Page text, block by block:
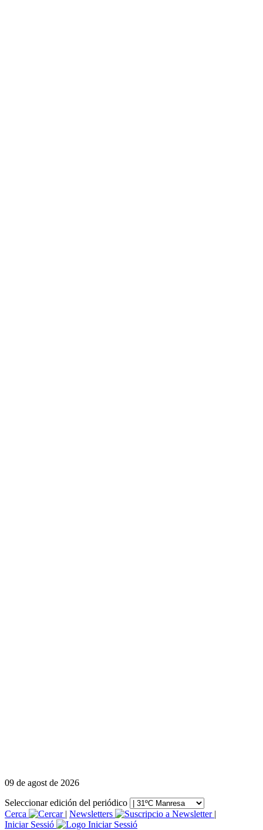
09 de agost de 2026
Seleccionar edición del periódico
Cerca
| Newsletters
|
Iniciar Sessió